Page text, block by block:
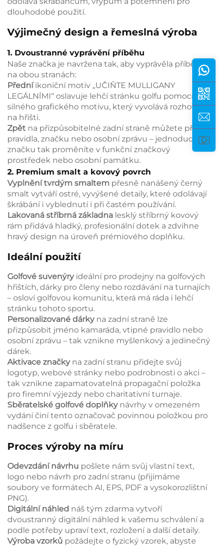
dlouhodobé použití.
Výjimečný design a řemeslná výroba
1. Dvoustranné vyprávění příběhu
Naše značka je navržena tak, aby vyprávěla příběh
na obou stranách:
Předníikoniční motiv „UČIŇTE MULLIGANY
LEGÁLNÍMI“ oslavuje lehčí stránku golfu pomocí
silného grafického motivu, který vyvolává rozhovory
na hřišti.
Zpět na přizpůsobitelné zadní straně můžete přidat
pravidla, značku nebo osobní zprávu – jednoduchou
značku tak proměníte v funkční značkový
prostředek nebo osobní památku.
2. Premium smalt a kovový povrch
Vyplnění tvrdým smaltem přesně nanášený černý
smalt vytváří ostré, vyvýšené detaily, které odolávají
škrábání i vyblednutí i při častém používání.
Lakovaná stříbrná základna lesklý stříbrný kovový
rám přidává hladký, profesionální dotek a zdvihne
hravý design na úroveň prémiového doplňku.
Ideální použití
Golfové suvenýry ideální pro prodejny na golfových
hřištích, dárky pro členy nebo rozdávání na turnajích
– osloví golfovou komunitu, která má ráda i lehčí
stránku tohoto sportu.
Personalizované dárky na zadní straně lze
přizpůsobit jméno kamaráda, vtipné pravidlo nebo
osobní zprávu – tak vznikne myšlenkový a jedinečný
dárek.
Aktivace značky na zadní stranu přidejte svůj
logotyp, webové stránky nebo podrobnosti o akci –
tak vznikne zapamatovatelná propagační položka
pro firemní výjezdy nebo charitativní turnaje.
Sběratelské golfové doplňky návrhy v omezeném
vydání činí tento označovač povinnou položkou pro
nadšence z golfu i sběratele.
Proces výroby na míru
Odevzdání návrhu pošlete nám svůj vlastní text,
logo nebo návrh pro zadní stranu (přijímáme
soubory ve formátech AI, EPS, PDF a vysokorozlištní
PNG).
Digitální náhled náš tým zdarma vytvoří
dvoustranný digitální náhled k vašemu schválení a
podle potřeby upraví text, rozložení a další detaily.
Výroba vzorků požádejte o fyzický vzorek, abyste